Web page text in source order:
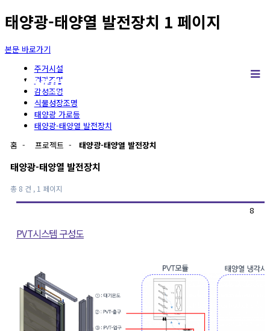
태양광-태양열 발전장치 1 페이지
본문 바로가기
주거시설
경관조명
감성조명
식물성장조명
태양광 가로등
태양광-태양열 발전장치
홈 - 프로젝트 - 태양광-태양열 발전장치
태양광-태양열 발전장치
총 8 건 , 1 페이지
8
PVT시스템 구성도